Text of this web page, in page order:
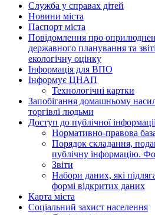
Служба у справах дітей
Новини міста
Паспорт міста
Повідомлення про
державного планування та
екологічну оцінку
Інформація для ВПО
Інформує ЦНАП
Технологічні картки
Запобігання домашньому
торгівлі людьми
Доступ до публічної
Нормативно-правова
Порядок складання,
публічну інформацію.
Звіти
Набори даних, які
формі відкритих даних
Карта міста
Соціальний захист населення